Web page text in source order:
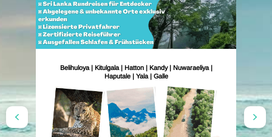
Belihuloya | Kitulgala | Hatton | Kandy | Nuwaraeliya |
Haputale | Yala | Galle